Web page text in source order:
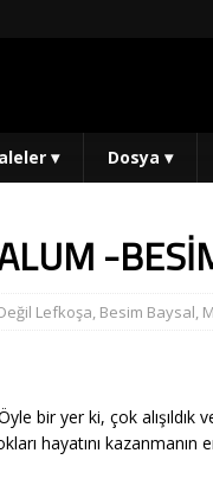
▾ Dosya ▾
-
Lefkoşa, Besim Baysal,
bir yer ki, çok
hayatını kazanmanın